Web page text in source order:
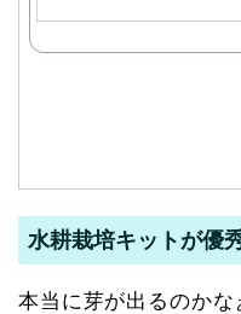
水耕栽培キットが優
本当に芽が出るのか